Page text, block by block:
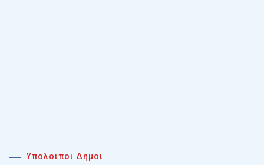
Υπολοιποι Δημοι